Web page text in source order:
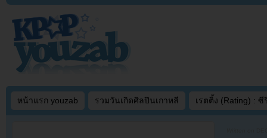
หน้าแรก youzab รวมวันเกิดศิลปินเกาหลี เรตติ้ง (Rating) : ซี